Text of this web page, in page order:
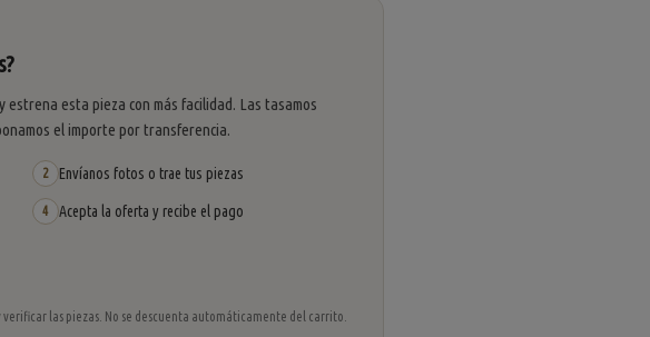
esta pieza con más facilidad. Las tasamos
el importe por transferencia.
2 Envíanos fotos o trae tus piezas
4 Acepta la oferta y recibe el pago
las piezas. No se descuenta automáticamente del carrito.